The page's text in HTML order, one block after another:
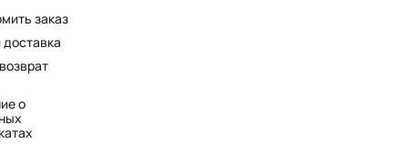
заказ
о